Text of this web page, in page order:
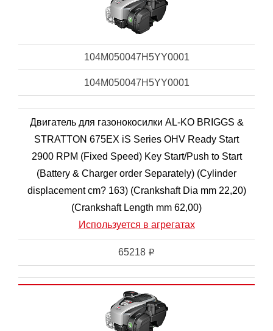
104M050047H5YY0001
104M050047H5YY0001
Двигатель для газонокосилки AL-KO BRIGGS &
STRATTON 675EX iS Series OHV Ready Start
2900 RPM (Fixed Speed) Key Start/Push to Start
(Battery & Charger order Separately) (Cylinder
displacement cm? 163) (Crankshaft Dia mm 22,20)
(Crankshaft Length mm 62,00)
Используется в агрегатах
65218 i